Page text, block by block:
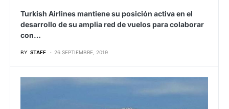
Turkish Airlines mantiene su posición activa en el
desarrollo de su amplia red de vuelos para colaborar
con…
BY STAFF 26 SEPTIEMBRE, 2019